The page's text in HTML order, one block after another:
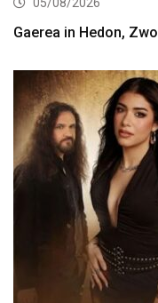
Gaerea in Hedon,